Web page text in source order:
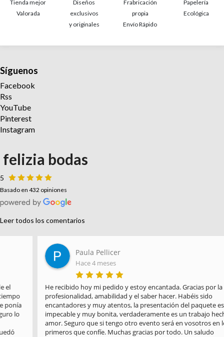
Tienda mejor
Valorada
Diseños
exclusivos
y originales
Frabricación
propia
Envío Rápido
Papelería
Ecológica
Síguenos
Facebook
Rss
YouTube
Pinterest
Instagram
felizia bodas
5
Basado en 432 opiniones
Leer todos los comentarios
Paula Pellicer
Hace 4 meses
He recibido hoy mi pedido y estoy encantada. Gracias por la
profesionalidad, amabilidad y el saber hacer. Habéis sido
encantadores y muy atentos, la presentación del paquete es
impecable y muy bonita, verdaderamente es un trabajo hecho con
amor. Seguro que si tengo otro evento será en vosotros en los
primeros que confíe. Muchas gracias por todo. Un saludo